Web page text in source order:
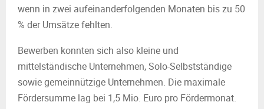
wenn in zwei aufeinanderfolgenden Monaten bis zu 50
% der Umsätze fehlten.
Bewerben konnten sich also kleine und
mittelständische Unternehmen, Solo-Selbstständige
sowie gemeinnützige Unternehmen. Die maximale
Fördersumme lag bei 1,5 Mio. Euro pro Fördermonat.